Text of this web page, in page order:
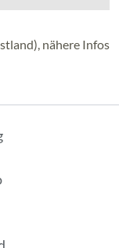
nähere Infos